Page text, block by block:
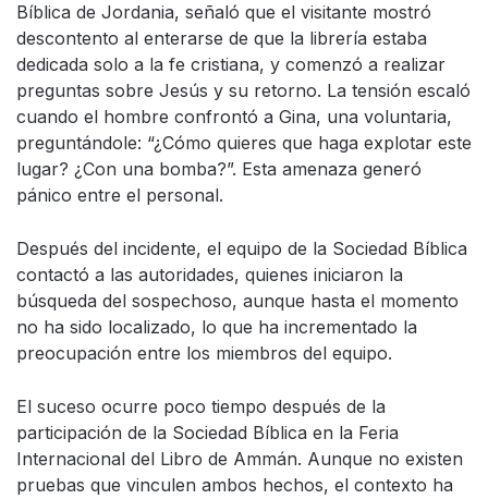
Bíblica de Jordania, señaló que el visitante mostró
descontento al enterarse de que la librería estaba
dedicada solo a la fe cristiana, y comenzó a realizar
preguntas sobre Jesús y su retorno. La tensión escaló
cuando el hombre confrontó a Gina, una voluntaria,
preguntándole: “¿Cómo quieres que haga explotar este
lugar? ¿Con una bomba?”. Esta amenaza generó
pánico entre el personal.
Después del incidente, el equipo de la Sociedad Bíblica
contactó a las autoridades, quienes iniciaron la
búsqueda del sospechoso, aunque hasta el momento
no ha sido localizado, lo que ha incrementado la
preocupación entre los miembros del equipo.
El suceso ocurre poco tiempo después de la
participación de la Sociedad Bíblica en la Feria
Internacional del Libro de Ammán. Aunque no existen
pruebas que vinculen ambos hechos, el contexto ha